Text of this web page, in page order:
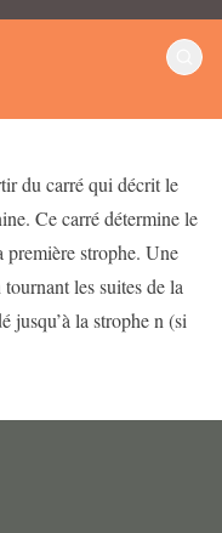
du carré qui décrit le
Ce carré détermine le
première strophe. Une
les suites de la
jusqu’à la strophe n (si